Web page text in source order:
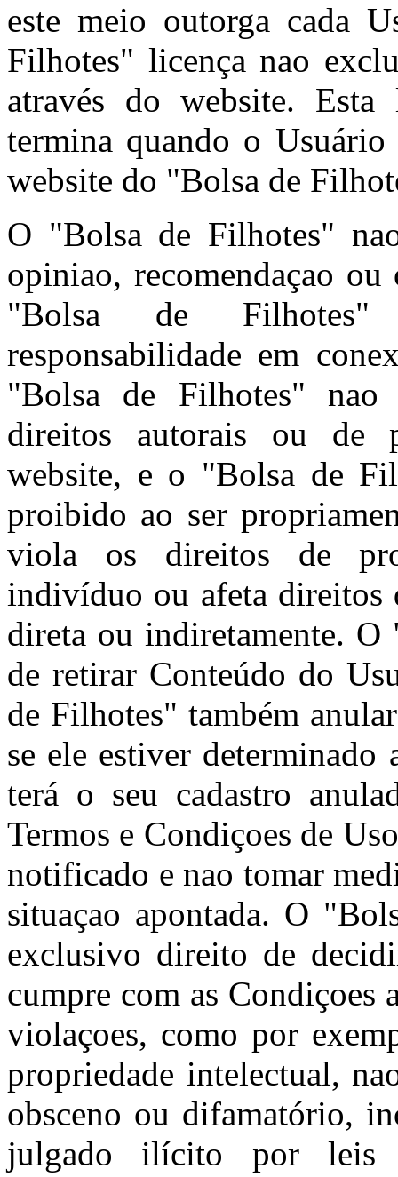
este meio outorga cada
Filhotes" licença nao
através do website. Esta
termina quando o
website do "Bolsa de
O "Bolsa de Filhotes"
opiniao, recomendaçao
"Bolsa de Filhotes"
responsabilidade em
"Bolsa de Filhotes" nao
direitos autorais ou de
website, e o "Bolsa de
proibido ao ser
viola os direitos de
indivíduo ou afeta direitos
direta ou indiretamente.
de retirar Conteúdo do
de Filhotes" também
se ele estiver
terá o seu cadastro
Termos e Condiçoes de
notificado e nao tomar
situaçao apontada. O
exclusivo direito de
cumpre com as Condiçoes
violaçoes, como por
propriedade intelectual,
obsceno ou difamatório,
julgado ilícito por leis